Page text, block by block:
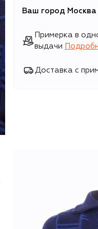
Ваш город Москва
Примерка в
выдачи
Доставка с